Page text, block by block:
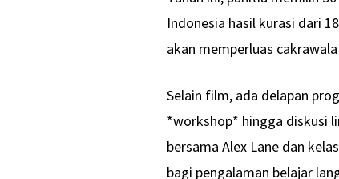
Indonesia hasil kurasi dari
akan memperluas
Selain film, ada delapan
*workshop* hingga diskusi
bersama Alex Lane dan
bagi pengalaman belajar